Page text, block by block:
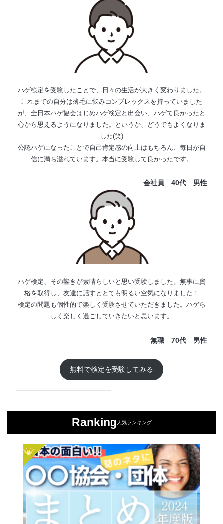
ハゲ検定を受験したことで、日々の生活が大きく変わりました。
これまでの自分は薄毛に悩みコンプレックスを持っていました
が、全日本ハゲ協会はじめハゲ検定と出会い、ハゲて良かったと
心から思えるようになりました。というか、どうでもよくなりま
した(笑)
公認ハゲになったことで自己肯定感の向上はもちろん、毎日が自
信に満ち溢れています。本当に受験して良かったです。
会社員 40代 男性
ハゲ検定、その響きが素晴らしいと思い受験しました。無事に資
格を取得し、友達に話すととても明るい空気になりました！
検定の問題も個性的で楽しく受験させていただきました。ハゲら
しく楽しく過ごしていきたいと思います。
無職 70代 男性
無料で検定を受験してみる
Ranking 人気ランキング